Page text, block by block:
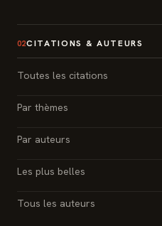
02CITATIONS & AUTEURS
Toutes les citations
Par thèmes
Par auteurs
Les plus belles
Tous les auteurs